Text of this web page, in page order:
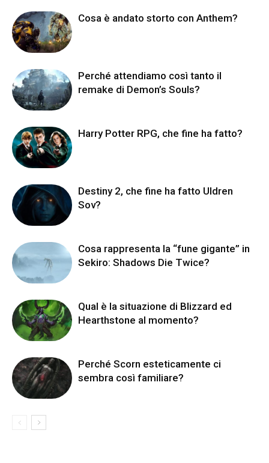
Cosa è andato storto con Anthem?
Perché attendiamo così tanto il
remake di Demon’s Souls?
Harry Potter RPG, che fine ha fatto?
Destiny 2, che fine ha fatto Uldren
Sov?
Cosa rappresenta la “fune gigante” in
Sekiro: Shadows Die Twice?
Qual è la situazione di Blizzard ed
Hearthstone al momento?
Perché Scorn esteticamente ci
sembra così familiare?